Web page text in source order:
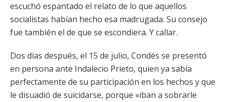
escuchó espantado el relato de lo que aquellos
socialistas habían hecho esa madrugada. Su consejo
fue también el de que se escondiera. Y callar.
Dos días después, el 15 de julio, Condés se presentó
en persona ante Indalecio Prieto, quien ya sabía
perfectamente de su participación en los hechos y que
le disuadió de suicidarse, porque «iban a sobrarle